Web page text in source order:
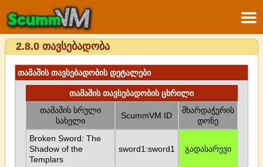
2.8.0 თავსებადობა
თამაშის თავსებადობის დეტალები
თამაშის თავსებადობის ცხრილი
თამაშის სრული
სახელი
ScummVM ID
მხარდაჭერის
დონე
Broken Sword: The
Shadow of the
Templars
sword1:sword1 გადასარევი